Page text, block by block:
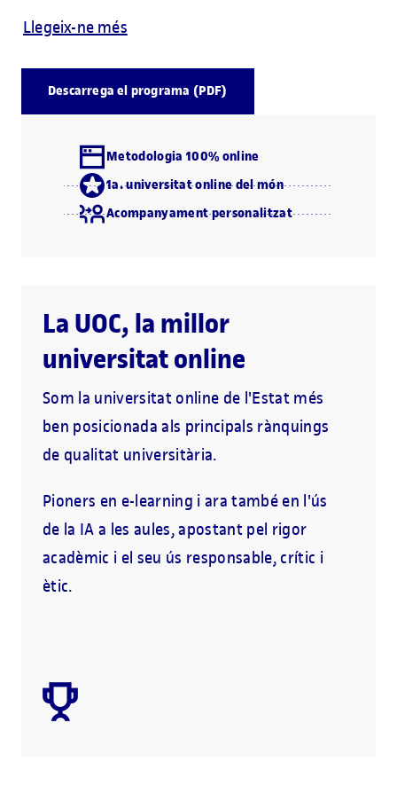
Llegeix-ne més
Descarrega el programa (PDF)
Metodologia 100% online
1a. universitat online del món
Acompanyament personalitzat
La UOC, la millor
universitat online
Som la universitat online de l'Estat més
ben posicionada als principals rànquings
de qualitat universitària.
Pioners en e-learning i ara també en l'ús
de la IA a les aules, apostant pel rigor
acadèmic i el seu ús responsable, crític i
ètic.